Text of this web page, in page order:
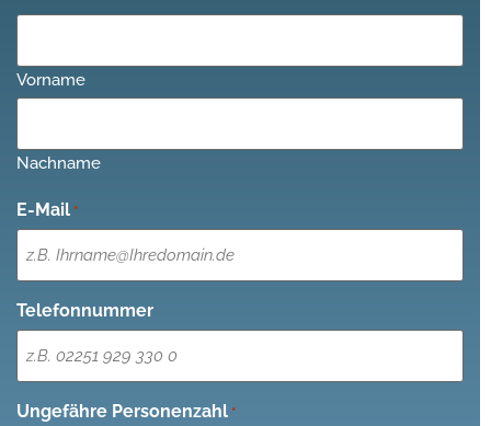
Vorname
Nachname
E-Mail *
Telefonnummer
Ungefähre Personenzahl *